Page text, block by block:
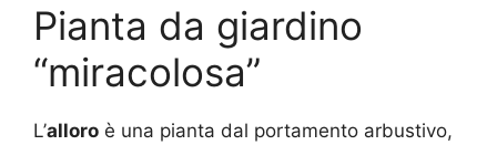
Pianta da giardino
“miracolosa”
L’alloro è una pianta dal portamento arbustivo,